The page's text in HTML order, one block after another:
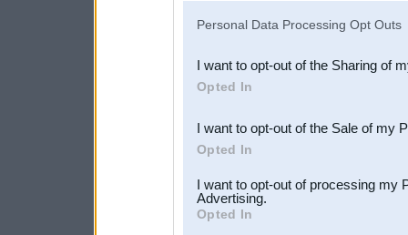
Downstream Participants
third parties.
Personal Data Processing Opt Outs
I want to opt-out of the Sharing of
Opted In
I want to opt-out of the Sale of my
Opted In
I want to opt-out of processing my
Advertising.
Opted In